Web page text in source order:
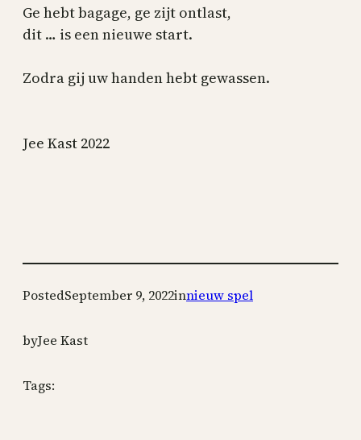
Ge hebt bagage, ge zijt ontlast,
dit … is een nieuwe start.
Zodra gij uw handen hebt gewassen.
Jee Kast 2022
PostedSeptember 9, 2022innieuw spel
byJee Kast
Tags: